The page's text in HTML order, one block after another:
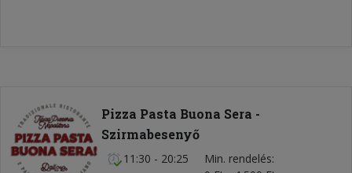
Pizza Pasta Buona Sera -
Szirmabesenyő
11:30 - 20:25
Min. rendelés